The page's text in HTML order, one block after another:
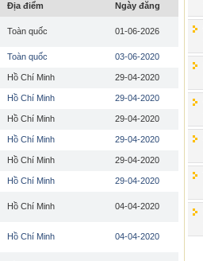
Địa điểm
Ngày đăng
Toàn quốc 01-06-2026
Toàn quốc 03-06-2020
Hồ Chí Minh 29-04-2020
Hồ Chí Minh 29-04-2020
Hồ Chí Minh 29-04-2020
Hồ Chí Minh 29-04-2020
Hồ Chí Minh 29-04-2020
Hồ Chí Minh 29-04-2020
Hồ Chí Minh 04-04-2020
Hồ Chí Minh 04-04-2020